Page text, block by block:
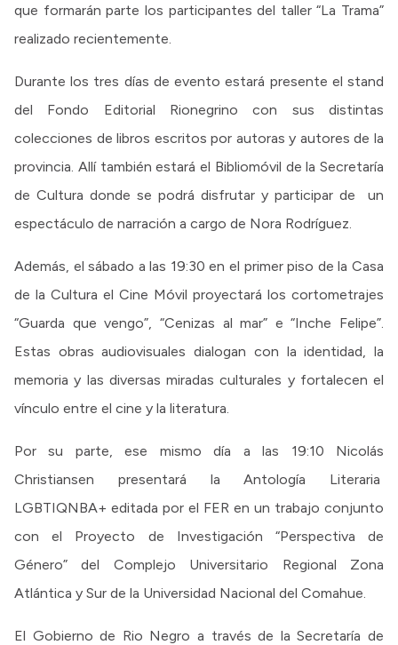
que formarán parte los participantes del taller “La Trama”
realizado recientemente.
Durante los tres días de evento estará presente el stand
del Fondo Editorial Rionegrino con sus distintas
colecciones de libros escritos por autoras y autores de la
provincia. Allí también estará el Bibliomóvil de la Secretaría
de Cultura donde se podrá disfrutar y participar de un
espectáculo de narración a cargo de Nora Rodríguez.
Además, el sábado a las 19:30 en el primer piso de la Casa
de la Cultura el Cine Móvil proyectará los cortometrajes
“Guarda que vengo”, “Cenizas al mar” e “Inche Felipe”.
Estas obras audiovisuales dialogan con la identidad, la
memoria y las diversas miradas culturales y fortalecen el
vínculo entre el cine y la literatura.
Por su parte, ese mismo día a las 19:10 Nicolás
Christiansen presentará la Antología Literaria
LGBTIQNBA+ editada por el FER en un trabajo conjunto
con el Proyecto de Investigación “Perspectiva de
Género” del Complejo Universitario Regional Zona
Atlántica y Sur de la Universidad Nacional del Comahue.
El Gobierno de Rio Negro a través de la Secretaría de